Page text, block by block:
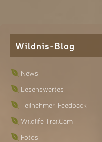
Wildnis-Blog
News
Lesenswertes
Teilnehmer-Feedback
Wildlife TrailCam
Fotos